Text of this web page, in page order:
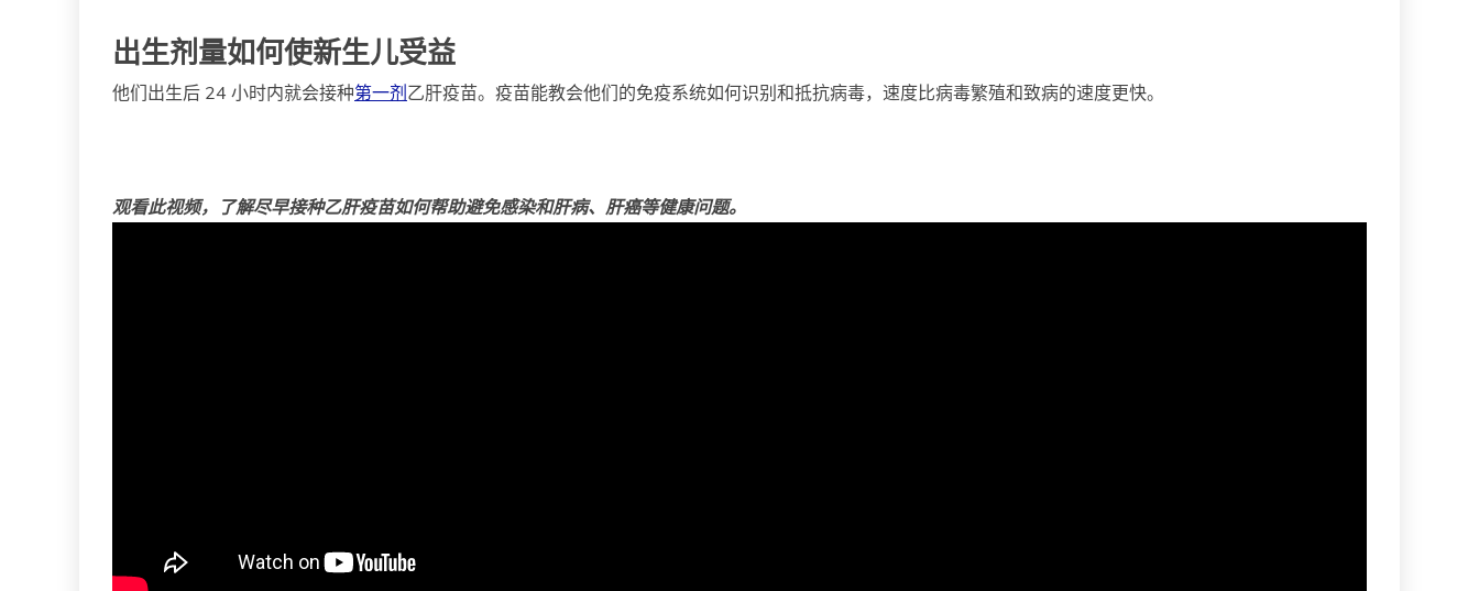
出生剂量如何使新生儿受益
他们出生后 24 小时内就会接种第一剂 乙肝疫苗。疫苗能教会他们的免疫系统如何识别和抵抗病毒，速度比病毒繁殖和致病的速度更快。
观看此视频，了解尽早接种乙肝疫苗如何帮助避免感染和肝病、肝癌等健康问题。